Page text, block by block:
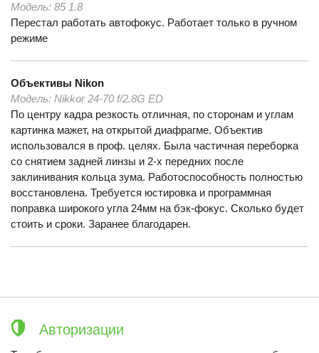
Модель: 85 1.8
Перестал работать автофокус. Работает только в ручном
режиме
Объективы Nikon
Модель: Nikkor 24-70 f/2.8G ED
По центру кадра резкость отличная, по сторонам и углам
картинка мажет, на открытой диафрагме. Объектив
использовался в проф. целях. Была частичная переборка
со снятием задней линзы и 2-х передних после
заклинивания кольца зума. Работоспособность полностью
восстановлена. Требуется юстировка и программная
поправка широкого угла 24мм на бэк-фокус. Сколько будет
стоить и сроки. Заранее благодарен.
Авторизации